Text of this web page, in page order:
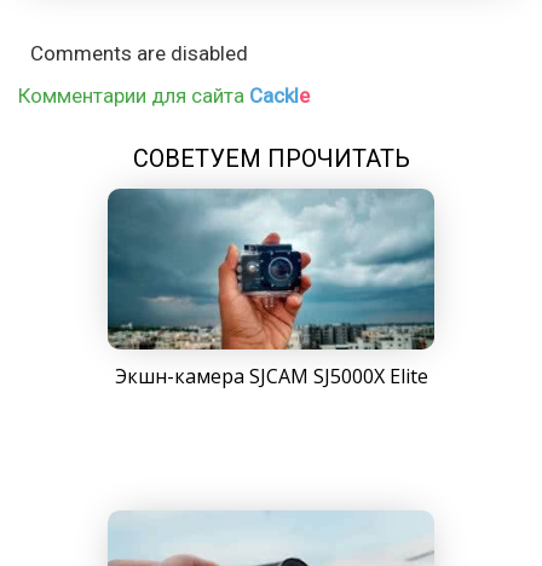
Comments are disabled
Комментарии для сайта Cackle
СОВЕТУЕМ ПРОЧИТАТЬ
Экшн-камера SJCAM SJ5000X Elite